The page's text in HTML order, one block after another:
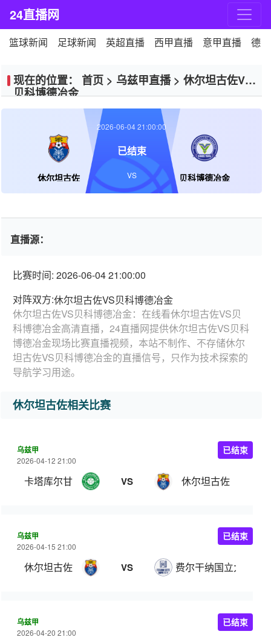
24直播网
篮球新闻 足球新闻 英超直播 西甲直播 意甲直播 德
现在的位置： 首页 > 乌兹甲直播> 休尔坦古佐VS
贝科博德冶金
休尔坦古佐 贝科博德冶金
2026-06-04 21:00:00
已结束
VS
直播源：
比赛时间: 2026-06-04 21:00:00
对阵双方:休尔坦古佐VS贝科博德冶金
休尔坦古佐VS贝科博德冶金：在线看休尔坦古佐VS贝
科博德冶金高清直播，24直播网提供休尔坦古佐VS贝科
博德冶金现场比赛直播视频，本站不制作、不存储休尔
坦古佐VS贝科博德冶金的直播信号，只作为技术探索的
导航学习用途。
休尔坦古佐相关比赛
乌兹甲
2026-04-12 21:00
卡塔库尔甘 VS 休尔坦古佐
已结束
乌兹甲
2026-04-15 21:00
休尔坦古佐 VS 费尔干纳国立大学
已结束
乌兹甲
2026-04-20 21:00
已结束